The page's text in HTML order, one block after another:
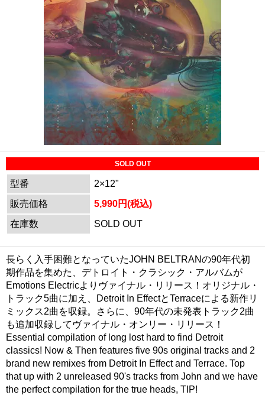
SOLD OUT
型番
2×12"
販売価格
5,990円(税込)
在庫数
SOLD OUT
長らく入手困難となっていたJOHN BELTRANの90年代初
期作品を集めた、デトロイト・クラシック・アルバムが
Emotions Electricよりヴァイナル・リリース！オリジナル・
トラック5曲に加え、Detroit In EffectとTerraceによる新作リ
ミックス2曲を収録。さらに、90年代の未発表トラック2曲
も追加収録してヴァイナル・オンリー・リリース！
Essential compilation of long lost hard to find Detroit
classics! Now & Then features five 90s original tracks and 2
brand new remixes from Detroit In Effect and Terrace. Top
that up with 2 unreleased 90's tracks from John and we have
the perfect compilation for the true heads, TIP!